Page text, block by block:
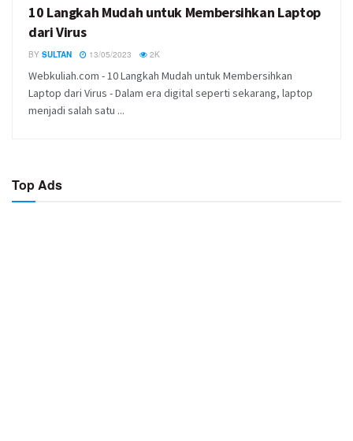
10 Langkah Mudah untuk Membersihkan Laptop
dari Virus
BY SULTAN 13/05/2023 2K
Webkuliah.com - 10 Langkah Mudah untuk Membersihkan
Laptop dari Virus - Dalam era digital seperti sekarang, laptop
menjadi salah satu ...
Top Ads